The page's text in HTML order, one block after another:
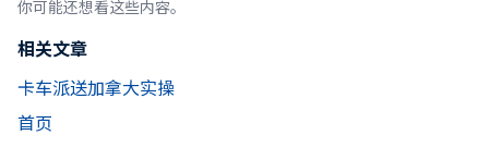
你可能还想看这些内容。
相关文章
卡车派送加拿大实操
首页